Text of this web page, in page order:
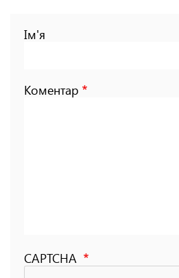
Ім'я
Коментар
CAPTCHA